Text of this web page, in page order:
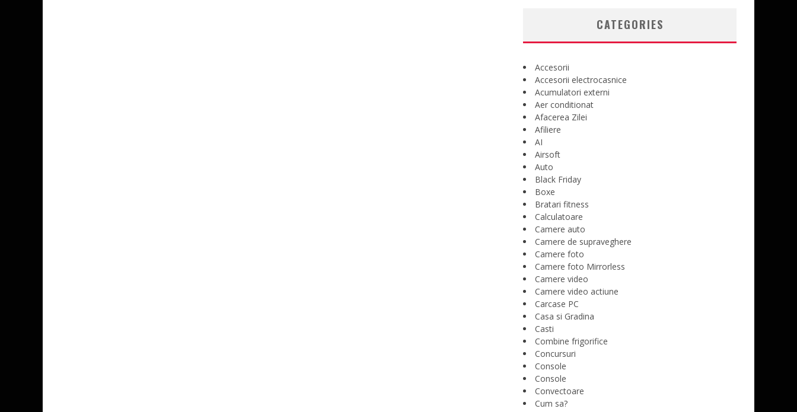
CATEGORIES
Accesorii
Accesorii electrocasnice
Acumulatori externi
Aer conditionat
Afacerea Zilei
Afiliere
AI
Airsoft
Auto
Black Friday
Boxe
Bratari fitness
Calculatoare
Camere auto
Camere de supraveghere
Camere foto
Camere foto Mirrorless
Camere video
Camere video actiune
Carcase PC
Casa si Gradina
Casti
Combine frigorifice
Concursuri
Console
Console
Convectoare
Cum sa?